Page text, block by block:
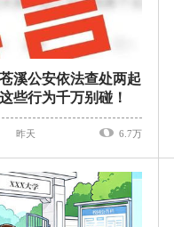
溪公安依法查处两起
些行为千万别碰！
昨天 6.7万